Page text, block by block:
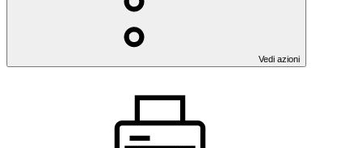
Vedi azioni